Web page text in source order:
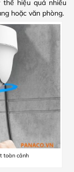
hiệu quả nhiều
hoặc văn phòng.
toàn cảnh